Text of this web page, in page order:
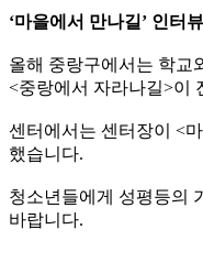
‘마을에서 만나길 ’ 인터
올해 중랑구에서는 학교
<중랑에서 자라나길>이
센터에서는 센터장이 <
했습니다.
청소년들에게 성평등의
바랍니다.